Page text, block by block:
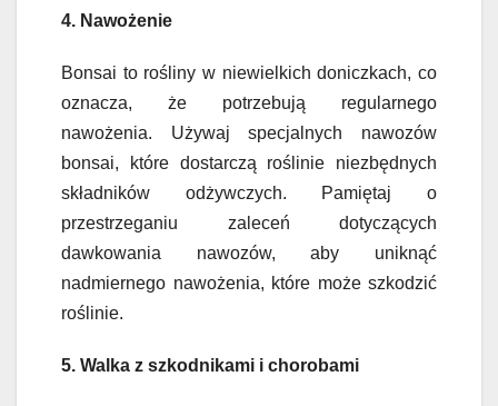
4. Nawożenie
Bonsai to rośliny w niewielkich doniczkach, co
oznacza, że potrzebują regularnego
nawożenia. Używaj specjalnych nawozów
bonsai, które dostarczą roślinie niezbędnych
składników odżywczych. Pamiętaj o
przestrzeganiu zaleceń dotyczących
dawkowania nawozów, aby uniknąć
nadmiernego nawożenia, które może szkodzić
roślinie.
5. Walka z szkodnikami i chorobami